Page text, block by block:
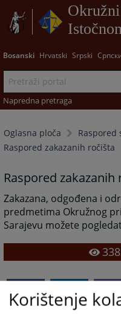
Bosanski Hrvatski Srpski
Napredna pretraga
Oglasna ploča
Raspored
Raspored zakazanih ročišta
Raspored zakazanih
Zakazana, odgođena i
predmetima Okružnog
Sarajevu možete
Korištenje